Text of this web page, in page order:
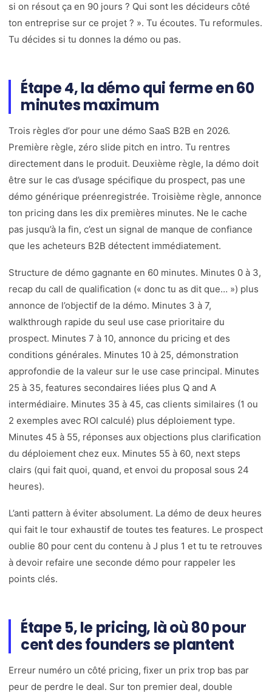
si on résout ça en 90 jours ? Qui sont les décideurs côté
ton entreprise sur ce projet ? ». Tu écoutes. Tu reformules.
Tu décides si tu donnes la démo ou pas.
Étape 4, la démo qui ferme en 60
minutes maximum
Trois règles d’or pour une démo SaaS B2B en 2026.
Première règle, zéro slide pitch en intro. Tu rentres
directement dans le produit. Deuxième règle, la démo doit
être sur le cas d’usage spécifique du prospect, pas une
démo générique préenregistrée. Troisième règle, annonce
ton pricing dans les dix premières minutes. Ne le cache
pas jusqu’à la fin, c’est un signal de manque de confiance
que les acheteurs B2B détectent immédiatement.
Structure de démo gagnante en 60 minutes. Minutes 0 à 3,
recap du call de qualification (« donc tu as dit que… ») plus
annonce de l’objectif de la démo. Minutes 3 à 7,
walkthrough rapide du seul use case prioritaire du
prospect. Minutes 7 à 10, annonce du pricing et des
conditions générales. Minutes 10 à 25, démonstration
approfondie de la valeur sur le use case principal. Minutes
25 à 35, features secondaires liées plus Q and A
intermédiaire. Minutes 35 à 45, cas clients similaires (1 ou
2 exemples avec ROI calculé) plus déploiement type.
Minutes 45 à 55, réponses aux objections plus clarification
du déploiement chez eux. Minutes 55 à 60, next steps
clairs (qui fait quoi, quand, et envoi du proposal sous 24
heures).
L’anti pattern à éviter absolument. La démo de deux heures
qui fait le tour exhaustif de toutes tes features. Le prospect
oublie 80 pour cent du contenu à J plus 1 et tu te retrouves
à devoir refaire une seconde démo pour rappeler les
points clés.
Étape 5, le pricing, là où 80 pour
cent des founders se plantent
Erreur numéro un côté pricing, fixer un prix trop bas par
peur de perdre le deal. Sur ton premier deal, double